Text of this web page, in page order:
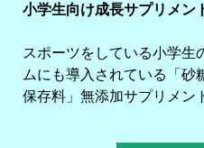
小学生向け成長サプリメン
スポーツをしている小学生
ムにも導入されている「砂
保存料」無添加サプリメン